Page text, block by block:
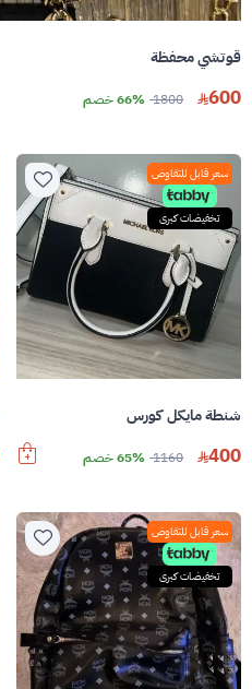
قوتشي محفظة
600
1800 66% خصم
سعر قابل للتفاوض
تخفيضات كبرى
شنطة مايكل كورس
400
1160 65% خصم
سعر قابل للتفاوض
تخفيضات كبرى